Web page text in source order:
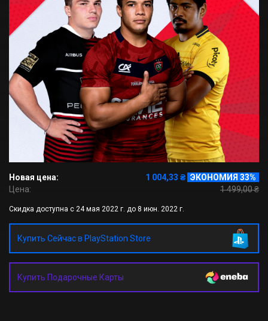
Новая цена: 1 004,33 ₴ ЭКОНОМИЯ 33%
Цена:
1 499,00 ₴
Скидка доступна с 24 мая 2022 г. до 8 июн. 2022 г.
Купить Сейчас в PlayStation Store
Купить Подарочные Карты